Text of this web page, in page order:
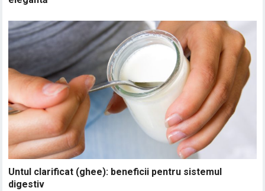
Untul clarificat (ghee): beneficii pentru sistemul
digestiv